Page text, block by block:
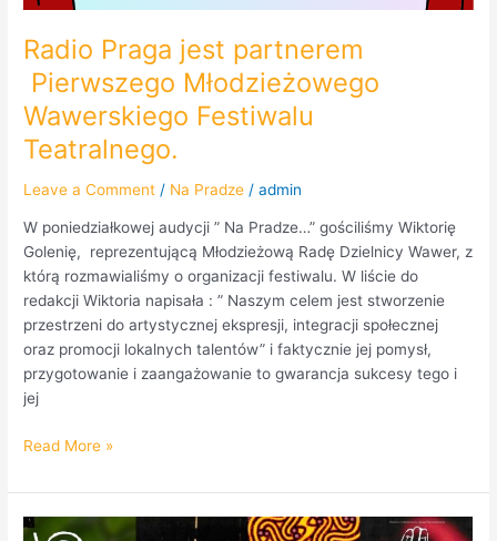
Radio Praga jest partnerem
Pierwszego Młodzieżowego
Wawerskiego Festiwalu
Teatralnego.
Leave a Comment / Na Pradze /admin
W poniedziałkowej audycji ” Na Pradze…” gościliśmy Wiktorię
Golenię, reprezentującą Młodzieżową Radę Dzielnicy Wawer, z
którą rozmawialiśmy o organizacji festiwalu. W liście do
redakcji Wiktoria napisała : ” Naszym celem jest stworzenie
przestrzeni do artystycznej ekspresji, integracji społecznej
oraz promocji lokalnych talentów” i faktycznie jej pomysł,
przygotowanie i zaangażowanie to gwarancja sukcesy tego i
jej
Read More »
Kroniki